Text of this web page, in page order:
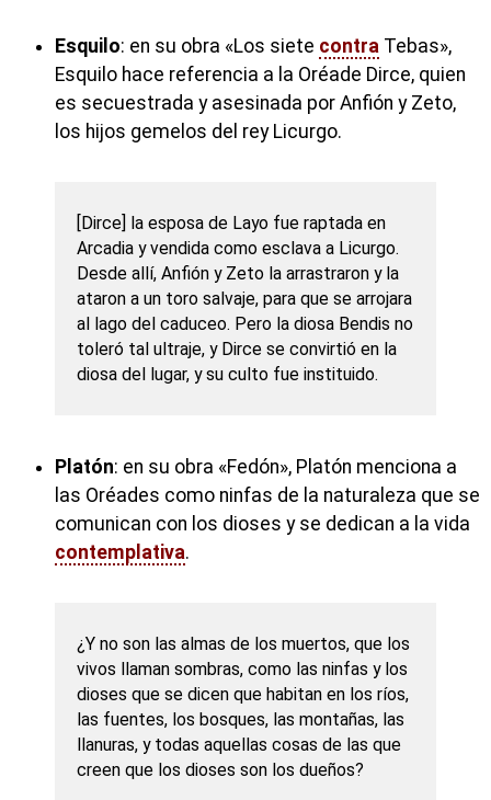
Esquilo: en su obra «Los siete contra Tebas»,
Esquilo hace referencia a la Oréade Dirce, quien
es secuestrada y asesinada por Anfión y Zeto,
los hijos gemelos del rey Licurgo.
[Dirce] la esposa de Layo fue raptada en
Arcadia y vendida como esclava a Licurgo.
Desde allí, Anfión y Zeto la arrastraron y la
ataron a un toro salvaje, para que se arrojara
al lago del caduceo. Pero la diosa Bendis no
toleró tal ultraje, y Dirce se convirtió en la
diosa del lugar, y su culto fue instituido.
Platón: en su obra «Fedón», Platón menciona a
las Oréades como ninfas de la naturaleza que se
comunican con los dioses y se dedican a la vida
contemplativa.
¿Y no son las almas de los muertos, que los
vivos llaman sombras, como las ninfas y los
dioses que se dicen que habitan en los ríos,
las fuentes, los bosques, las montañas, las
llanuras, y todas aquellas cosas de las que
creen que los dioses son los dueños?